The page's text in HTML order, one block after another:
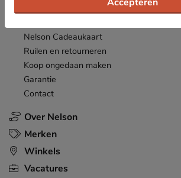
Over Nelson
Nelson Cadeaukaart
Ruilen en retourneren
Koop ongedaan maken
Garantie
Contact
Merken
Winkels
Vacatures